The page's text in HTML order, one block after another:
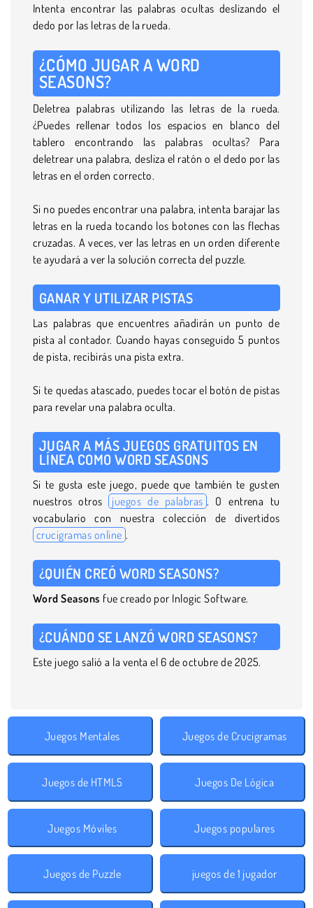
Intenta encontrar las palabras ocultas deslizando el
dedo por las letras de la rueda.
¿CÓMO JUGAR A WORD
SEASONS?
Deletrea palabras utilizando las letras de la rueda.
¿Puedes rellenar todos los espacios en blanco del
tablero encontrando las palabras ocultas? Para
deletrear una palabra, desliza el ratón o el dedo por las
letras en el orden correcto.
Si no puedes encontrar una palabra, intenta barajar las
letras en la rueda tocando los botones con las flechas
cruzadas. A veces, ver las letras en un orden diferente
te ayudará a ver la solución correcta del puzzle.
GANAR Y UTILIZAR PISTAS
Las palabras que encuentres añadirán un punto de
pista al contador. Cuando hayas conseguido 5 puntos
de pista, recibirás una pista extra.
Si te quedas atascado, puedes tocar el botón de pistas
para revelar una palabra oculta.
JUGAR A MÁS JUEGOS GRATUITOS EN
LÍNEA COMO WORD SEASONS
Si te gusta este juego, puede que también te gusten
nuestros otros juegos de palabras . O entrena tu
vocabulario con nuestra colección de divertidos
crucigramas online .
¿QUIÉN CREÓ WORD SEASONS?
Word Seasons fue creado por Inlogic Software.
¿CUÁNDO SE LANZÓ WORD SEASONS?
Este juego salió a la venta el 6 de octubre de 2025.
Juegos Mentales Juegos de Crucigramas
Juegos de HTML5 Juegos De Lógica
Juegos Móviles Juegos populares
Juegos de Puzzle juegos de 1 jugador